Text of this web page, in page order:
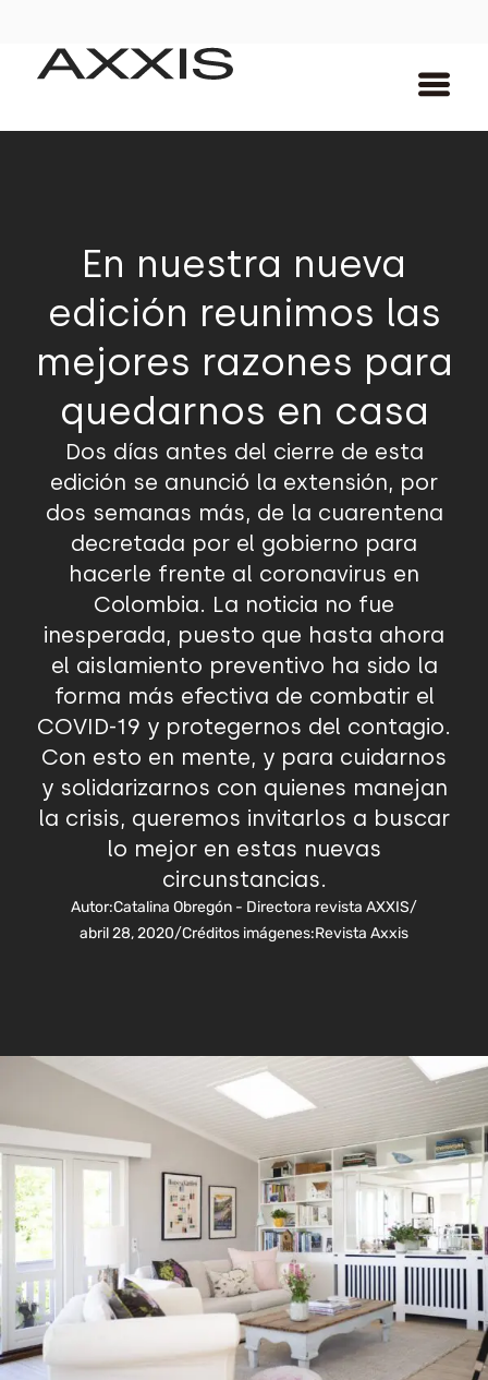
En nuestra nueva
edición reunimos las
mejores razones para
quedarnos en casa
Dos días antes del cierre de esta
edición se anunció la extensión, por
dos semanas más, de la cuarentena
decretada por el gobierno para
hacerle frente al coronavirus en
Colombia. La noticia no fue
inesperada, puesto que hasta ahora
el aislamiento preventivo ha sido la
forma más efectiva de combatir el
COVID-19 y protegernos del contagio.
Con esto en mente, y para cuidarnos
y solidarizarnos con quienes manejan
la crisis, queremos invitarlos a buscar
lo mejor en estas nuevas
circunstancias.
Autor:Catalina Obregón - Directora revista AXXIS/
abril 28, 2020/Créditos imágenes:Revista Axxis